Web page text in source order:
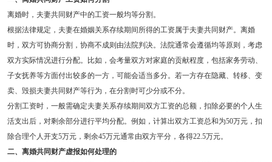
离婚时，夫妻共同财产中的工资一般均等分割。
根据法律规定，夫妻在婚姻关系存续期间所得的工资属于夫妻共同财产。离婚
时，双方可协商分割，协商不成则由法院判决。法院通常会遵循均等原则，考虑
双方实际情况进行分配。比如，会考量双方对家庭的贡献程度，包括家务劳动、
子女抚养等方面付出较多的一方，可能会适当多分。若一方存在隐藏、转移、变
卖、毁损夫妻共同财产等行为，在分割时可少分或不分。
分割工资时，一般需确定夫妻关系存续期间双方工资的总额，扣除必要的个人生
活支出后，对剩余部分进行平均分配。例如，计算出双方工资总和为50万元，扣
除合理个人开支5万元，剩余45万元通常由双方平分，各得22.5万元。
二、离婚共同财产虚报如何处理的